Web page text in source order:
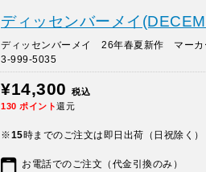
ディッセンバーメイ
ディッセンバーメイ 26年春夏新作 マー
3-999-5035
¥14,300
税込
130 ポイント還元
※15時までのご注文は即日出荷（日祝除く）
お電話でのご注文（代金引換のみ）